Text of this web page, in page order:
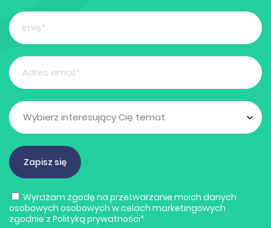
Wyrażam zgodę na przetwarzanie moich danych
osobowych osobowych w celach marketingowych
zgodnie z Polityką prywatności*